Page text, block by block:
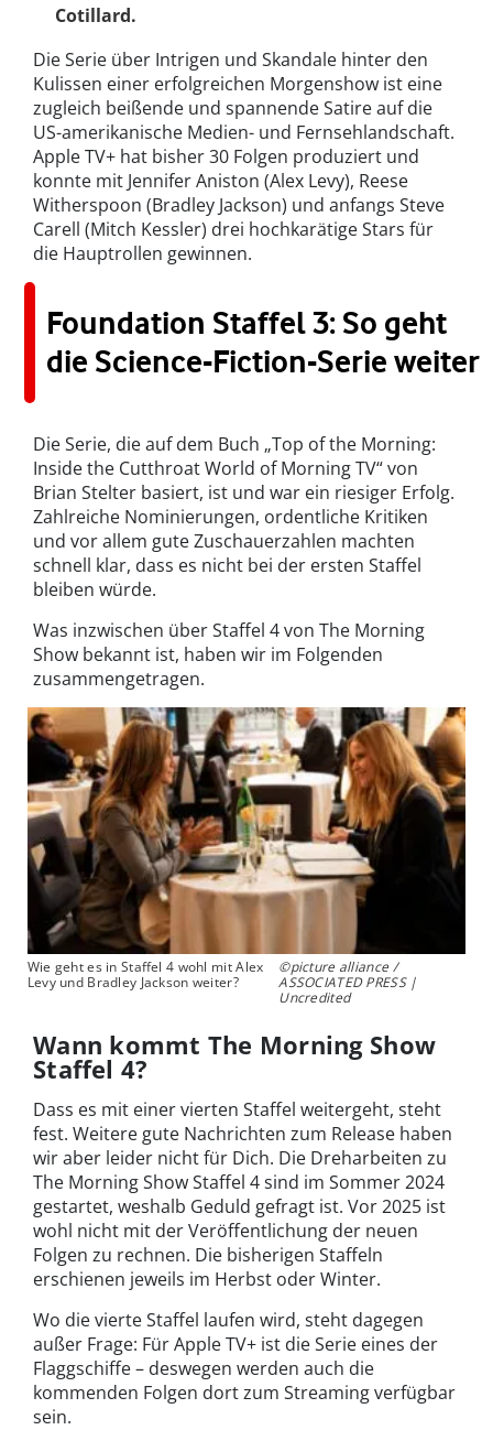
Cotillard.
Die Serie über Intrigen und Skandale hinter den
Kulissen einer erfolgreichen Morgenshow ist eine
zugleich beißende und spannende Satire auf die
US-amerikanische Medien- und Fernsehlandschaft.
Apple TV+ hat bisher 30 Folgen produziert und
konnte mit Jennifer Aniston (Alex Levy), Reese
Witherspoon (Bradley Jackson) und anfangs Steve
Carell (Mitch Kessler) drei hochkarätige Stars für
die Hauptrollen gewinnen.
Foundation Staffel 3: So geht
die Science-Fiction-Serie weiter
Die Serie, die auf dem Buch „Top of the Morning:
Inside the Cutthroat World of Morning TV“ von
Brian Stelter basiert, ist und war ein riesiger Erfolg.
Zahlreiche Nominierungen, ordentliche Kritiken
und vor allem gute Zuschauerzahlen machten
schnell klar, dass es nicht bei der ersten Staffel
bleiben würde.
Was inzwischen über Staffel 4 von The Morning
Show bekannt ist, haben wir im Folgenden
zusammengetragen.
Wie geht es in Staffel 4 wohl mit Alex
Levy und Bradley Jackson weiter?
©picture alliance /
ASSOCIATED PRESS |
Uncredited
Wann kommt The Morning Show
Staffel 4?
Dass es mit einer vierten Staffel weitergeht, steht
fest. Weitere gute Nachrichten zum Release haben
wir aber leider nicht für Dich. Die Dreharbeiten zu
The Morning Show Staffel 4 sind im Sommer 2024
gestartet, weshalb Geduld gefragt ist. Vor 2025 ist
wohl nicht mit der Veröffentlichung der neuen
Folgen zu rechnen. Die bisherigen Staffeln
erschienen jeweils im Herbst oder Winter.
Wo die vierte Staffel laufen wird, steht dagegen
außer Frage: Für Apple TV+ ist die Serie eines der
Flaggschiffe – deswegen werden auch die
kommenden Folgen dort zum Streaming verfügbar
sein.